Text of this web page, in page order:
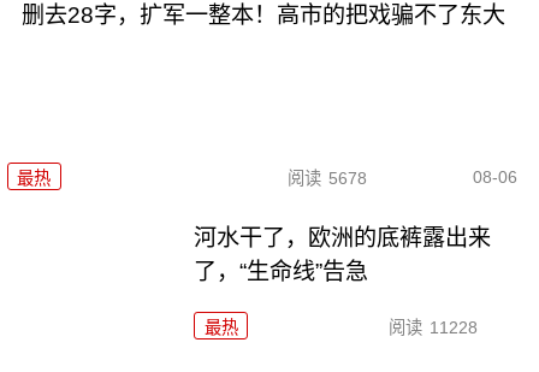
删去28字，扩军一整本！高市的把戏骗不了东大
最热 阅读 5678 08-06
河水干了，欧洲的底裤露出来
了，“生命线”告急
最热 阅读 11228